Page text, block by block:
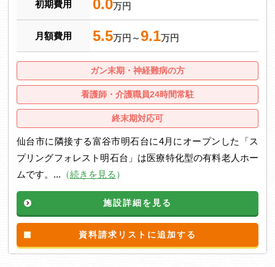
初期費用 0.0万円
月額費用 5.5万円～9.1万円
ガン末期・神経難病の方
看護師・介護職員24時間常駐
終末期対応可
仙台市に隣接する富谷市明石台に4月にオープンした「ス
プリングフォレスト明石台」は医療特化型の有料老人ホー
ムです。... （続きを見る ）
施設詳細を見る
資料請求リストに追加する